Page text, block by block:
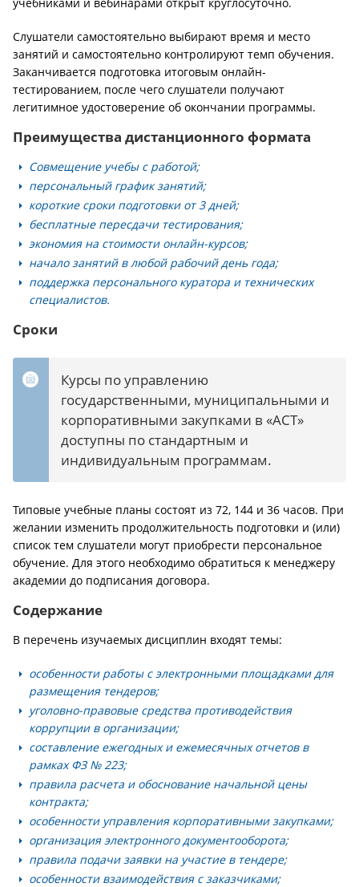
Слушатели самостоятельно выбирают время и место
занятий и самостоятельно контролируют темп обучения.
Заканчивается подготовка итоговым онлайн-
тестированием, после чего слушатели получают
легитимное удостоверение об окончании программы.
Преимущества дистанционного формата
Совмещение учебы с работой;
персональный график занятий;
короткие сроки подготовки от 3 дней;
бесплатные пересдачи тестирования;
экономия на стоимости онлайн-курсов;
начало занятий в любой рабочий день года;
поддержка персонального куратора и технических
специалистов.
Сроки
Курсы по управлению
государственными, муниципальными и
корпоративными закупками в «АСТ»
доступны по стандартным и
индивидуальным программам.
Типовые учебные планы состоят из 72, 144 и 36 часов. При
желании изменить продолжительность подготовки и (или)
список тем слушатели могут приобрести персональное
обучение. Для этого необходимо обратиться к менеджеру
академии до подписания договора.
Содержание
В перечень изучаемых дисциплин входят темы:
особенности работы с электронными площадками для
размещения тендеров;
уголовно-правовые средства противодействия
коррупции в организации;
составление ежегодных и ежемесячных отчетов в
рамках ФЗ № 223;
правила расчета и обоснование начальной цены
контракта;
особенности управления корпоративными закупками;
организация электронного документооборота;
правила подачи заявки на участие в тендере;
особенности взаимодействия с заказчиками;